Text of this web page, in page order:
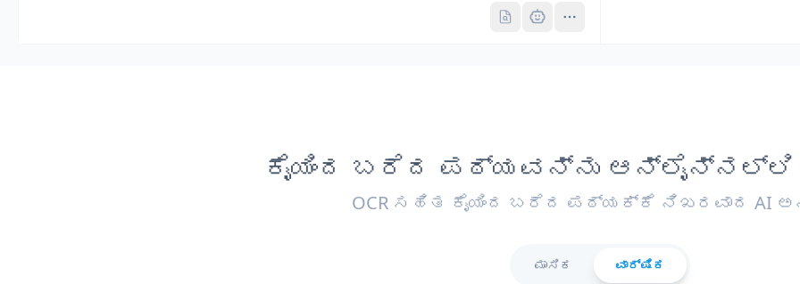
ಕೈಯಿಂದ ಬರೆದ ಪಠ್ಯವನ್ನು ಆನ್‌ಲೈನ್‌ನಲ್ಲಿ
OCR ಸಹಿತ ಕೈಯಿಂದ ಬರೆದ ಪಠ್ಯಕ್ಕೆ ನಿಖರವಾದ AI
ಮಾಸಿಕ ವಾರ್ಷಿಕ